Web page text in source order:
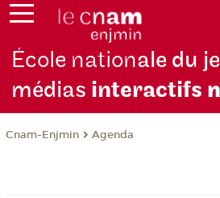
École nationale du
médias interactifs
Cnam-Enjmin Agenda